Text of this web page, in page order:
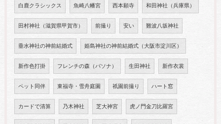
白鹿クラシックス 魚崎八幡宮 西本願寺 和田神社（兵庫県）
田村神社（滋賀県甲賀市） 前撮り 安い 難波八坂神社
垂水神社の神前結婚式 姫島神社の神前結婚式（大阪市淀川区）
新作色打掛 フレンチの森（パソナ） 生田神社 新作衣裳
ペット同伴 東福寺・雪舟庭園 祇園前撮り ハート窓
カードで清算 乃木神社 芝大神宮 虎ノ門金刀比羅宮